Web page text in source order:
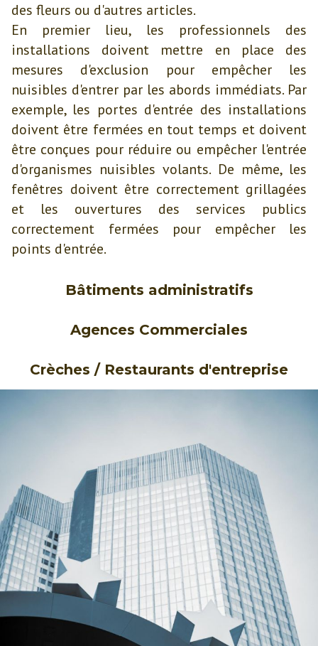
des fleurs ou d'autres articles.
En premier lieu, les professionnels des
installations doivent mettre en place des
mesures d'exclusion pour empêcher les
nuisibles d'entrer par les abords immédiats. Par
exemple, les portes d'entrée des installations
doivent être fermées en tout temps et doivent
être conçues pour réduire ou empêcher l'entrée
d'organismes nuisibles volants. De même, les
fenêtres doivent être correctement grillagées
et les ouvertures des services publics
correctement fermées pour empêcher les
points d'entrée.
Bâtiments administratifs
Agences Commerciales
Crèches / Restaurants d'entreprise